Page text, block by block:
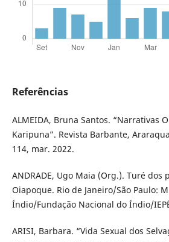
Referências
ALMEIDA, Bruna Santos. “Narrativas
Karipuna”. Revista Barbante,
114, mar. 2022.
ANDRADE, Ugo Maia (Org.). Turé dos
Oiapoque. Rio de Janeiro/São Paulo:
Índio/Fundação Nacional do Índio/
ARISI, Barbara. “Vida Sexual dos